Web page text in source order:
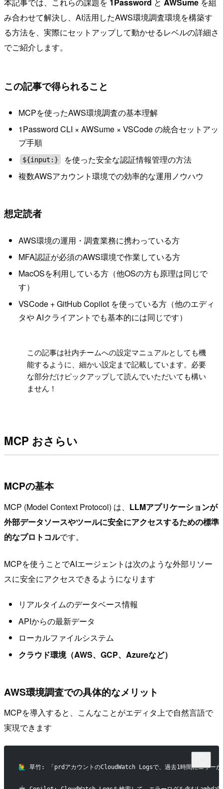
本記事では、これらの課題を 1Password と AWSume を組
み合わせて解決し、AI活用したAWS環境調査環境を構築す
る方法を、実際にセットアップして動かせるレベルの詳細さ
でご紹介します。
この記事で得られること
MCPを使ったAWS環境調査の基本理解
1Password CLI × AWSume × VSCode の統合セットアッ
プ手順
${input:}
を使った安全な認証情報管理の方法
複数AWSアカウント環境での効率的な運用ノウハウ
想定読者
AWS環境の運用・調査業務に携わっている方
MFA認証が必須のAWS環境で作業している方
MacOSを利用している方（他OSの方も原理は同じで
す）
VSCode + GitHub Copilot を使っている方（他のエディ
タや AIクライアントでも基本的には同じです）
この記事は社内チームへの設定マニュアルとしても機
能するように、細かい設定まで記載しています。必要
な部分だけピックアップして読んでいただいても構い
ません！
MCP おさらい
MCPの基本
MCP (Model Context Protocol) は、 LLMアプリケーションが
外部データソースやツールに安全にアクセスするための標準
的なプロトコルです。
MCPを使うことでAIエージェントは次のような外部リソー
スに安全にアクセスできるようになります
リアルタイムのデータベース情報
APIからの最新データ
ローカルファイルシステム
クラウド環境（AWS、GCP、Azureなど）
AWS環境調査での具体的なメリット
MCPを導入すると、こんなことがエディタ上で自然言語で
実現できます
🙋‍♂️ 草竹: 「prdアカウントのCloudWatch Logsで、過去1時間にエラーが